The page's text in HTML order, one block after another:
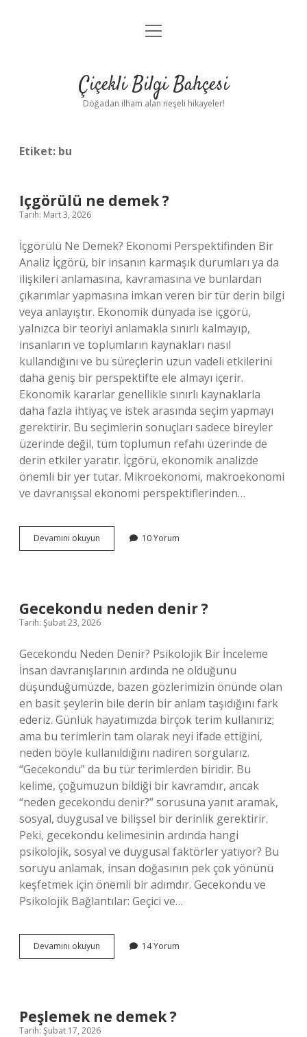
Anasayfa
Yasal Uyarı
menüyü
Çiçekli Bilgi Bahçesi
Doğadan ilham alan neşeli hikayeler!
Etiket: bu
Içgörülü ne demek ?
Tarih: Mart 3, 2026
İçgörülü Ne Demek? Ekonomi Perspektifinden Bir
Analiz İçgörü, bir insanın karmaşık durumları ya da
ilişkileri anlamasına, kavramasına ve bunlardan
çıkarımlar yapmasına imkan veren bir tür derin bilgi
veya anlayıştır. Ekonomik dünyada ise içgörü,
yalnızca bir teoriyi anlamakla sınırlı kalmayıp,
insanların ve toplumların kaynakları nasıl
kullandığını ve bu süreçlerin uzun vadeli etkilerini
daha geniş bir perspektifte ele almayı içerir.
Ekonomik kararlar genellikle sınırlı kaynaklarla
daha fazla ihtiyaç ve istek arasında seçim yapmayı
gerektirir. Bu seçimlerin sonuçları sadece bireyler
üzerinde değil, tüm toplumun refahı üzerinde de
derin etkiler yaratır. İçgörü, ekonomik analizde
önemli bir yer tutar. Mikroekonomi, makroekonomi
ve davranışsal ekonomi perspektiflerinden…
Devamını okuyun Içgörülü
ne
10 Yorum
Gecekondu neden denir ?
Tarih: Şubat 23, 2026
Gecekondu Neden Denir? Psikolojik Bir İnceleme
İnsan davranışlarının ardında ne olduğunu
düşündüğümüzde, bazen gözlerimizin önünde olan
en basit şeylerin bile derin bir anlam taşıdığını fark
ederiz. Günlük hayatımızda birçok terim kullanırız;
ama bu terimlerin tam olarak neyi ifade ettiğini,
neden böyle kullanıldığını nadiren sorgularız.
“Gecekondu” da bu tür terimlerden biridir. Bu
kelime, çoğumuzun bildiği bir kavramdır, ancak
“neden gecekondu denir?” sorusuna yanıt aramak,
sosyal, duygusal ve bilişsel bir derinlik gerektirir.
Peki, gecekondu kelimesinin ardında hangi
psikolojik, sosyal ve duygusal faktörler yatıyor? Bu
soruyu anlamak, insan doğasının pek çok yönünü
keşfetmek için önemli bir adımdır. Gecekondu ve
Psikolojik Bağlantılar: Geçici ve…
Devamını okuyun Gecekondu
neden
14 Yorum
Peşlemek ne demek ?
Tarih: Şubat 17, 2026